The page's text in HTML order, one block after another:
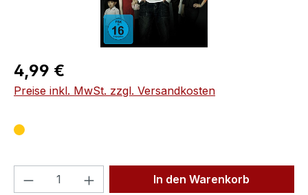
Regulärer Preis:
4,99 €
Preise inkl. MwSt. zzgl. Versandkosten
Produkt Anzahl: Gib denIn den Warenkorb